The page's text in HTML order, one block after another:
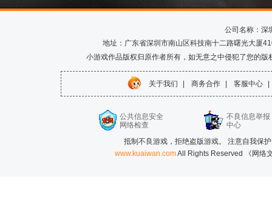
公司名称：深
地址：广东省深圳市南山区科技南十二路曙光大厦
小游戏作品版权归原作者所有，如无意之中侵犯了您的
关于我们 商务合作 客服中心
公共信息安全
网络检查
不良信息举报
中心
抵制不良游戏，拒绝盗版游戏。 注意自我保
www.kuaiwan.comAll Rights Reserved 《网络